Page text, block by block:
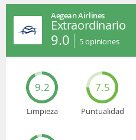
Air Europa
Aegean Airlines
Extraordinario
9.0 5opiniones
9.2
Limpieza
7.5
Puntualidad